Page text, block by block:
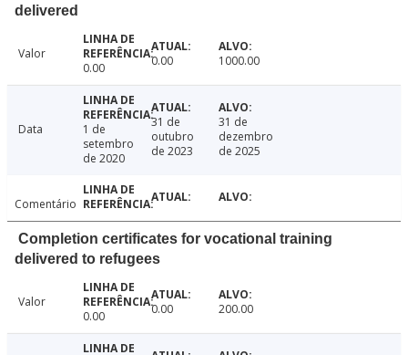
delivered
Valor
0.00
0.00 1000.00
Data
1 de
setembro
de 2020
31 de
outubro
de 2023
31 de
dezembro
de 2025
Comentário
Completion certificates for vocational training
delivered to refugees
Valor
0.00
0.00 200.00